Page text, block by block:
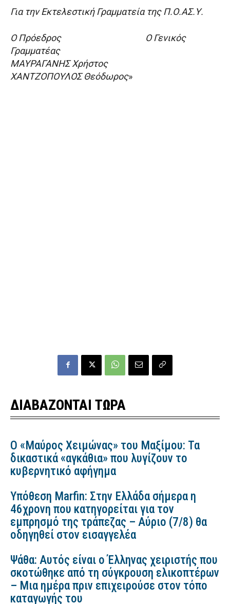
Για την Εκτελεστική Γραμματεία της Π.Ο.ΑΣ.Υ.
O Πρόεδρος Ο Γενικός
Γραμματέας
ΜΑΥΡΑΓΑΝΗΣ Χρήστος
ΧΑΝΤΖΟΠΟΥΛΟΣ Θεόδωρος»
ΔΙΑΒΑΖΟΝΤΑΙ ΤΩΡΑ
Ο «Μαύρος Χειμώνας» του Μαξίμου: Τα
δικαστικά «αγκάθια» που λυγίζουν το
κυβερνητικό αφήγημα
Υπόθεση Marfin: Στην Ελλάδα σήμερα η
46χρονη που κατηγορείται για τον
εμπρησμό της τράπεζας – Αύριο (7/8) θα
οδηγηθεί στον εισαγγελέα
Ψάθα: Αυτός είναι ο Έλληνας χειριστής που
σκοτώθηκε από τη σύγκρουση ελικοπτέρων
– Μια ημέρα πριν επιχειρούσε στον τόπο
καταγωγής του